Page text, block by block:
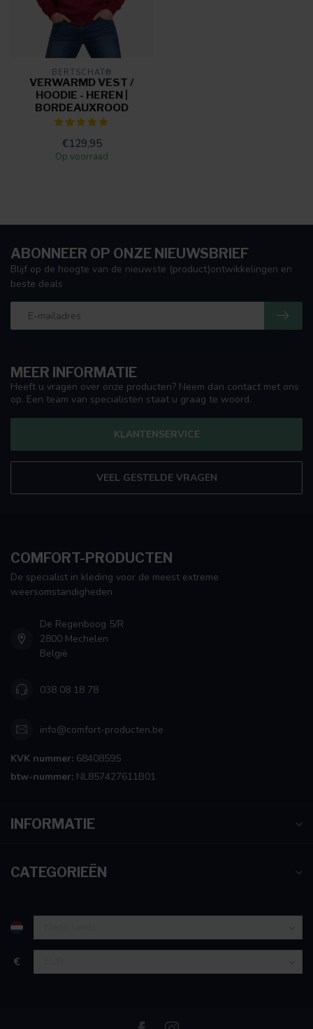
BERTSCHAT®
VERWARMD VEST /
HOODIE - HEREN |
BORDEAUXROOD
€129,95
Op voorraad
MEER INFORMATIE
Heeft u vragen over onze producten? Neem dan contact met ons
op. Een team van specialisten staat u graag te woord.
KLANTENSERVICE
VEEL GESTELDE VRAGEN
ABONNEER OP ONZE NIEUWSBRIEF
Blijf op de hoogte van de nieuwste (product)ontwikkelingen en
beste deals
COMFORT-PRODUCTEN
De specialist in kleding voor de meest extreme
weersomstandigheden
De Regenboog 5/R
2800 Mechelen
België
038 08 18 78
info@comfort-producten.be
KVK nummer: 68408595
btw-nummer: NL857427611B01
INFORMATIE
CATEGORIEËN
€